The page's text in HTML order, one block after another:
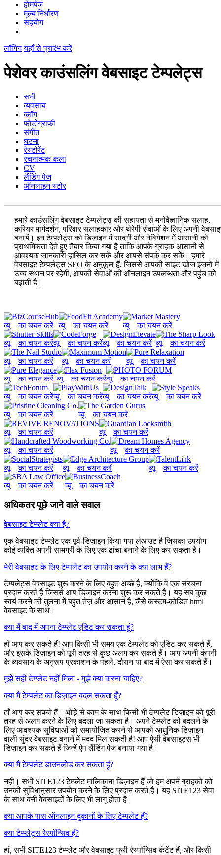
होमपेज
मूल्य निर्धारण
सहयोग
लॉगिन यहाँ से प्रारंभ करें
पेशेवर काउंसलिंग वेबसाइट टेम्पलेट्स
सभी
व्यवसाय
ब्लॉग
फोटोग्राफी
संगीत
घटना
रेस्टोरेंट
रचनात्मक कला
CV
लैंडिंग पेज
ऑनलाइन स्टोर
हमारे काउंसलिंग वेबसाइट टेम्पलेट्स की सहायता से मनोवैज्ञानिक सलाह,
करियर मार्गदर्शन, परिवार सलाहकार और थेरेपी सेवाओं के लिए अपनी
बनायें। इन टेम्पलेट्स को डिजाइन में सादगी और नेविगेशन में आसानी को
प्राथमिकता देते हुए तैयार किया गया है ताकि आपके ग्राहक आसानी से
आवश्यक जानकारी हासिल कर सकें और आपसे संपर्क कर सकें। हमारे
वेबसाइट टेम्पलेट्स SEO के अनुकूल हैं, जिससे आपकी साइट खोज इंजनों में
उच्च स्थान पर रहेगी, आपकी सेवाओं की ऑनलाइन उपलब्धता और पहुंच को
बढ़ाती है।
व्यू का चयन करें व्यू का चयन करें व्यू का चयन करें
व्यू का चयन करेंव्यू का चयन करेंव्यू का चयन करें व्यू का चयन करें
व्यू का चयन करें व्यू का चयन करें व्यू का चयन करें
व्यू का चयन करें व्यू का चयन करेंव्यू का चयन करें
व्यू का चयन करेंव्यू का चयन करेंव्यू का चयन करेंव्यू का चयन करें
व्यू का चयन करें व्यू का चयन करें
व्यू का चयन करें व्यू का चयन करें
व्यू का चयन करें व्यू का चयन करें
व्यू का चयन करें व्यू का चयन करें व्यू का चयन करें
व्यू का चयन करें व्यू का चयन करें
अधिकतर पूछे जाने वाले सवाल
वेबसाइट टेम्प्लेट क्या है?
एक वेबसाइट टेम्प्लेट एक पूर्व-डिज़ाइन किया गया लेआउट है जिसका उपयोग
कोई व्यक्ति अपनी सामग्री के लिए एक ढांचा बनाने के लिए कर सकता है।
मेरी वेबसाइट के लिए टेम्पलेट का उपयोग करने के क्या लाभ हैं?
टेम्पलेट्स वेबसाइट शुरू करने के लिए बहुत अच्छे हैं, क्योंकि वे एक संरचना
प्रदान करते हैं जिससे आप डिजाइन करना शुरू कर सकते हैं। यह सब कुछ
स्वयं करने की तुलना में बहुत तेज़ और आसान है, जैसे कस्टम-कोडित html
वेबसाइट के साथ।
क्या मैं बाद में अपना टेम्प्लेट एडिट कर सकता हूं?
हाँ आप कर सकते हैं! आप किसी भी समय एक टेम्पलेट को एडिट कर सकते हैं,
और इसके डिज़ाइन को पूरी तरह से कुछ अलग कर सकते हैं। आप अपनी कंपनी
के व्यवसाय के अनुरूप प्रकाशन के पहले, दौरान या बाद में ऐसा कर सकते हैं।
मुझे सही टेम्प्लेट नहीं मिला - मुझे क्या करना चाहिए?
क्या मैं टेम्पलेट का डिज़ाइन बदल सकता हूँ?
हाँ आप कर सकते हैं। थोड़े से काम के साथ किसी भी टेम्पलेट डिज़ाइन को पूरी
तरह से अलग करने के लिए बदला जा सकता है। अपने टेम्प्लेट को बदलने के
लिए आवश्यक सुविधाओं को समायोजित करने से आपको आधुनिक डिज़ाइन
वाली सुंदर वेबसाइट बनाने में मदद मिल सकती है! आप ऐसी वेबसाइट्स भी
डिज़ाइन कर सकते हैं जिन्हें ऐप लैंडिंग पेज बनाया गया है।
क्या मैं टेम्पलेट डाउनलोड कर सकता हूं?
नहीं। सभी SITE123 टेम्प्लेट मालिकाना डिज़ाइन हैं जो हम अपने ग्राहकों को
उनकी सुविधानुसार उपयोग करने के लिए प्रदान करते हैं। यह SITE123 सेवा
के साथ बनी वेबसाइटों के लिए भी लागू होता है।
क्या आपके पास ऑनलाइन दुकानों के लिए टेम्पलेट हैं?
क्या टेम्प्लेट्स रेस्पॉन्सिव हैं?
हां, सभी SITE123 टेम्प्लेट और वेबसाइट फ्री रेस्पॉन्सिव कंटेंट हैं, और किसी